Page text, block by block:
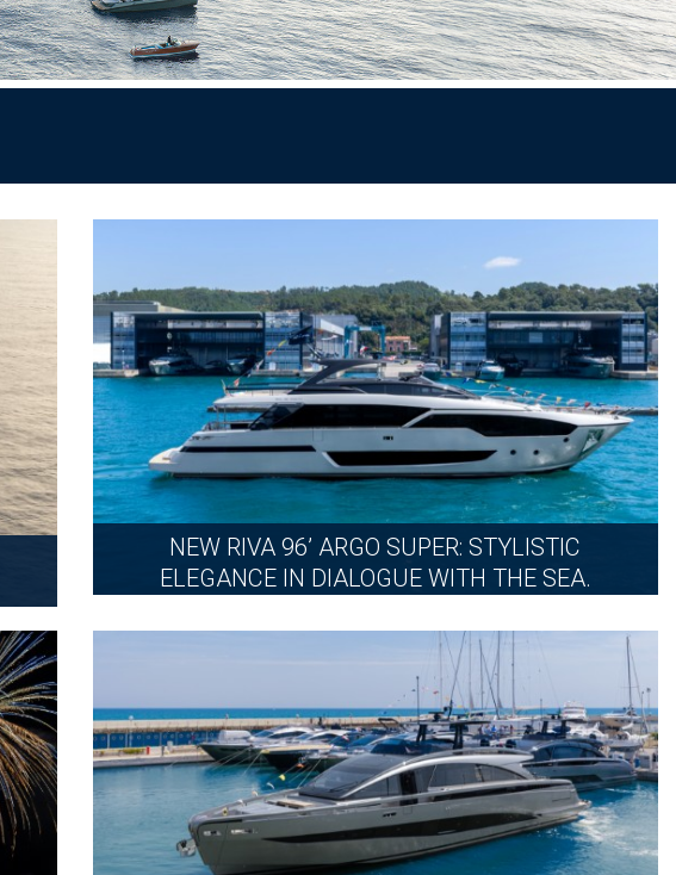
NEW RIVA 96’ ARGO SUPER: STYLISTIC
ELEGANCE IN DIALOGUE WITH THE SEA.